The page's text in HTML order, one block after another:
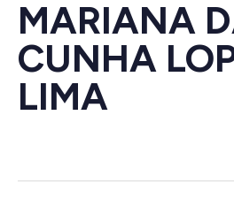
MARIANA
CUNHA
LIMA